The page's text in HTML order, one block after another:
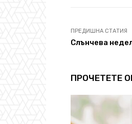
ПРЕДИШНА СТАТИЯ
Слънчева
ПРОЧЕТЕТЕ